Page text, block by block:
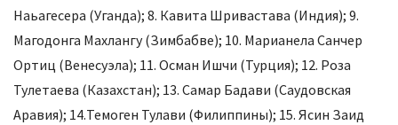
Наьагесера (Уганда); 8. Кавита Шривастава (Индия); 9.
Магодонга Махлангу (Зимбабве); 10. Марианела Санчер
Ортиц (Венесуэла); 11. Осман Ишчи (Турция); 12. Роза
Тулетаева (Казахстан); 13. Самар Бадави (Саудовская
Аравия); 14.Темоген Тулави (Филиппины); 15. Ясин Заид